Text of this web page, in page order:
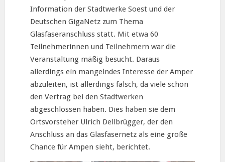
Information der Stadtwerke Soest und der
Deutschen GigaNetz zum Thema
Glasfaseranschluss statt. Mit etwa 60
Teilnehmerinnen und Teilnehmern war die
Veranstaltung mäßig besucht. Daraus
allerdings ein mangelndes Interesse der Amper
abzuleiten, ist allerdings falsch, da viele schon
den Vertrag bei den Stadtwerken
abgeschlossen haben. Dies haben sie dem
Ortsvorsteher Ulrich Dellbrügger, der den
Anschluss an das Glasfasernetz als eine große
Chance für Ampen sieht, berichtet.